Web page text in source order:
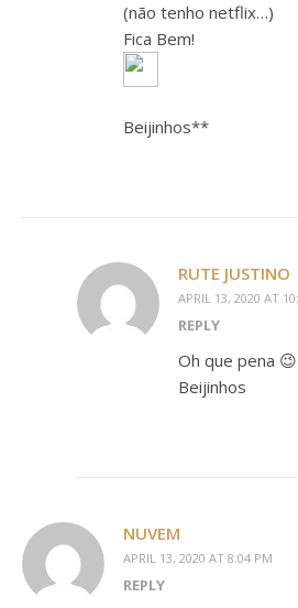
(não tenho netflix…)
Fica Bem!
Beijinhos**
RUTE JUSTINO
APRIL 13, 2020 AT
REPLY
Oh que pena 😉
Beijinhos
NUVEM
APRIL 13, 2020 AT 8:04 PM
REPLY